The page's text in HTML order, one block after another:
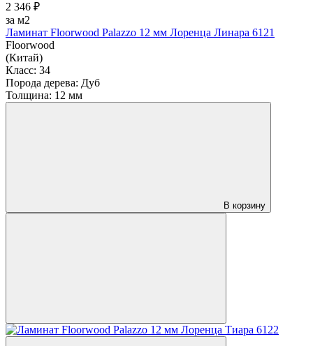
2 346 ₽
за м2
Ламинат Floorwood Palazzo 12 мм Лоренца Линара 6121
Floorwood
(Китай)
Класс: 34
Порода дерева: Дуб
Толщина: 12 мм
В корзину